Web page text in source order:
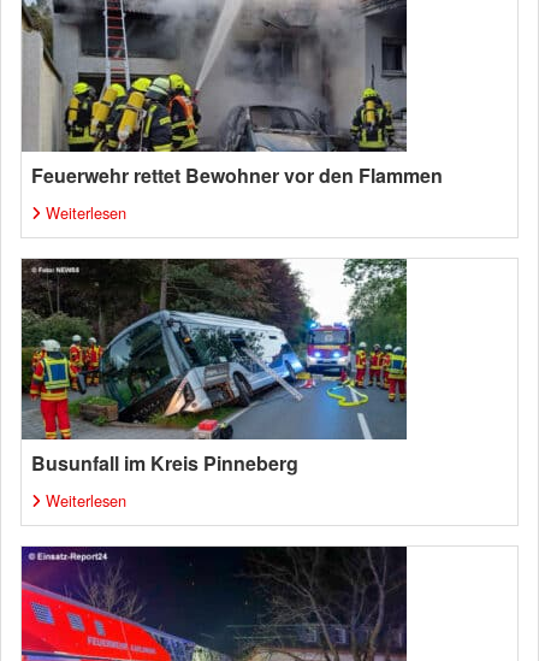
Feuerwehr rettet Bewohner vor den Flammen
Weiterlesen
Busunfall im Kreis Pinneberg
Weiterlesen